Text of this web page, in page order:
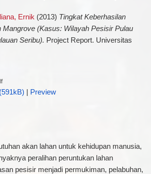
Ernik(2013) Tingkat Keberhasilan
Mangrove (Kasus: Wilayah Pesisir Pulau
Seribu). Project Report. Universitas
Preview
akan lahan untuk kehidupan manusia,
peralihan peruntukan lahan
pesisir menjadi permukiman, pelabuhan,